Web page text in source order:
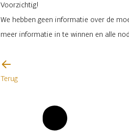
Voorzichtig!
We hebben geen informatie over de
meer informatie in te winnen en alle
Terug